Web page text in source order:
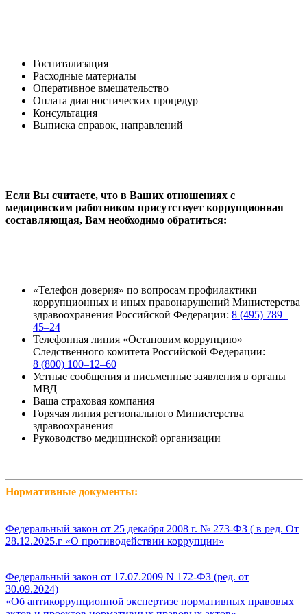
Госпитализация
Расходные материалы
Оперативное вмешательство
Оплата диагностических процедур
Консультация
Выписка справок, направлений
Если Вы считаете, что в Ваших отношениях с
медицинским работником присутствует коррупционная
составляющая, Вам необходимо обратиться:
«Телефон доверия» по вопросам профилактики
коррупционных и иных правонарушений Министерства
здравоохранения Российской Федерации: 8 (495) 789–
45–24
Телефонная линия «Остановим коррупцию»
Следственного комитета Российской Федерации:
8 (800) 100–12–60
Устные сообщения и письменные заявления в органы
МВД
Ваша страховая компания
Горячая линия регионального Министерства
здравоохранения
Руководство медицинской организации
Нормативные документы:
Федеральный закон от 25 декабря 2008 г. № 273-ФЗ ( в ред. От
28.12.2025.г «О противодействии коррупции»
Федеральный закон от 17.07.2009 N 172-ФЗ (ред. от
30.09.2024)
«Об антикоррупционной экспертизе нормативных правовых